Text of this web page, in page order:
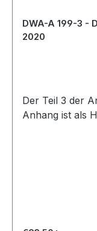
DWA-A 199-3 -
2020
Der Teil 3 der
Anhang ist als